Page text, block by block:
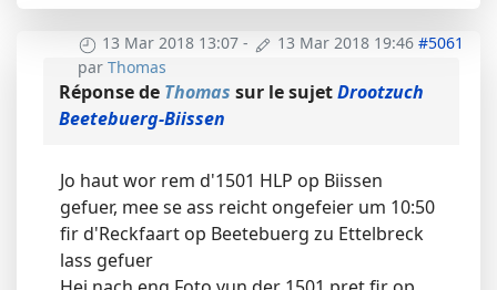
13 Mar 2018 13:07 - 13 Mar 2018 19:46 #5061
par Thomas
Réponse de Thomas sur le sujetDrootzuch
Beetebuerg-Biissen
Jo haut wor rem d'1501 HLP op Biissen
gefuer, mee se ass reicht ongefeier um 10:50
fir d'Reckfaart op Beetebuerg zu Ettelbreck
lass gefuer